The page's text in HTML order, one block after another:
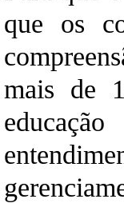
que os
mais de